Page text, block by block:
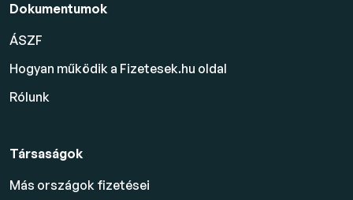
Dokumentumok
ÁSZF
Hogyan működik a Fizetesek.hu oldal
Rólunk
Társaságok
Más országok fizetései